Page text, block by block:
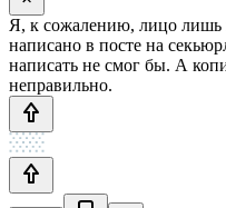
Я, к сожалению, лицо лишь
написано в посте на
написать не смог бы. А
неправильно.